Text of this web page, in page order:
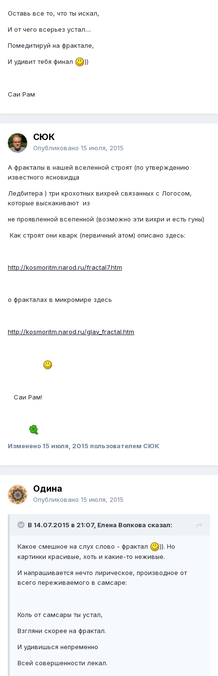
Оставь все то, что ты искал,
И от чего всерьез устал....
Помедитируй на фрактале,
И удивит тебя финал ))
Саи Рам
СЮК
Опубликовано 15 июля, 2015
А фракталы в нашей вселенной строят (по утверждению
известного ясновидца
Ледбитера ) три крохотных вихрей связанных с Логосом,
которые выскакивают из
не проявленной вселенной (возможно эти вихри и есть гуны)
Как строят они кварк (первичный атом) описано здесь:
http://kosmoritm.narod.ru/fractal7.htm
о фракталах в микромире здесь
http://kosmoritm.narod.ru/glav_fractal.htm
Саи Рам!
Изменено 15 июля, 2015 пользователем СЮК
Одина
Опубликовано 15 июля, 2015
В 14.07.2015 в 21:07, Елена Волкова сказал:
Какое смешное на слух слово - фрактал
)). Но
картинки красивые, хоть и какие-то неживые.
И напрашивается нечто лирическое, производное от
всего переживаемого в самсаре:
Коль от самсары ты устал,
Взгляни скорее на фрактал.
И удивишься непременно
Всей совершенности лекал.